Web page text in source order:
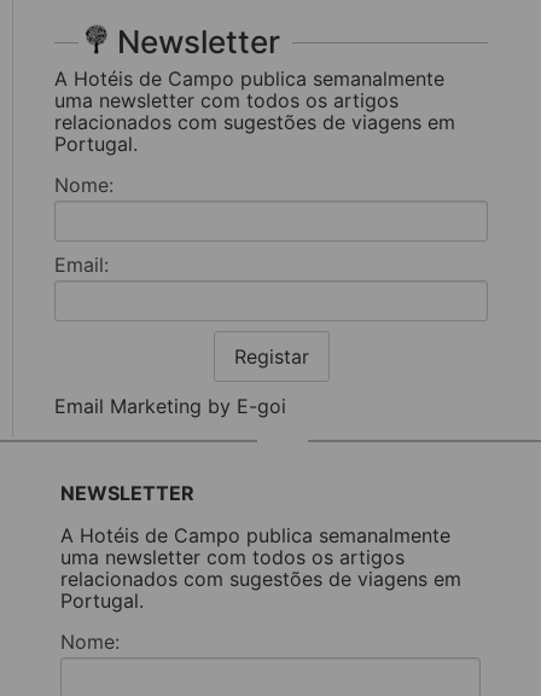
Newsletter
A Hotéis de Campo publica semanalmente
uma newsletter com todos os artigos
relacionados com sugestões de viagens em
Portugal.
Nome:
Email:
Registar
Email Marketing by E-goi
NEWSLETTER
A Hotéis de Campo publica semanalmente
uma newsletter com todos os artigos
relacionados com sugestões de viagens em
Portugal.
Nome: